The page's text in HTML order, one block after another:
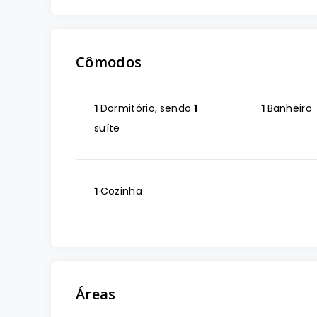
Cômodos
1 Dormitório, sendo 1
suíte
1Banheiro
1 Cozinha
Áreas